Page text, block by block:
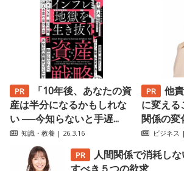
「10年後、あなたの資
産は半分になるかもしれな
い ──今知らないと手遅...
知識・教養 | 26.3.16
他
に変える
関係の変
ビジネス
人間関係で消耗し
すべき５つの欲求